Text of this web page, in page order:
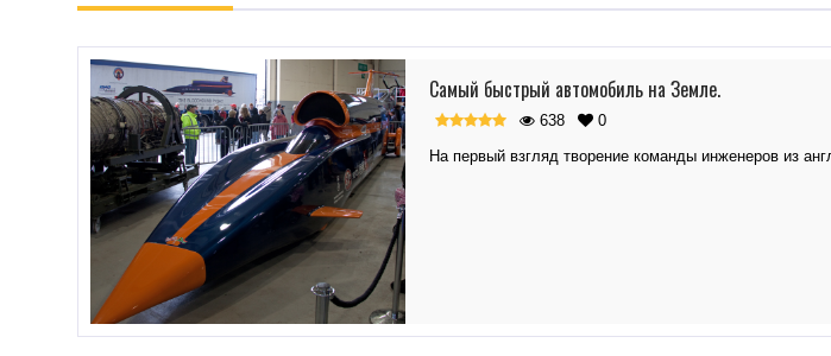
Самый быстрый автомобиль на Земле.
638
0
На первый взгляд творение команды инженеров из